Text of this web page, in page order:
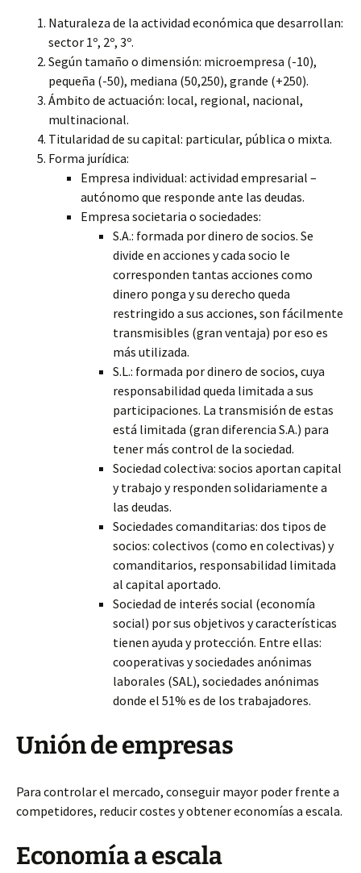
Naturaleza de la actividad económica que desarrollan:
sector 1º, 2º, 3º.
Según tamaño o dimensión: microempresa (-10),
pequeña (-50), mediana (50,250), grande (+250).
Ámbito de actuación: local, regional, nacional,
multinacional.
Titularidad de su capital: particular, pública o mixta.
Forma jurídica:
Empresa individual: actividad empresarial –
autónomo que responde ante las deudas.
Empresa societaria o sociedades:
S.A.: formada por dinero de socios. Se
divide en acciones y cada socio le
corresponden tantas acciones como
dinero ponga y su derecho queda
restringido a sus acciones, son fácilmente
transmisibles (gran ventaja) por eso es
más utilizada.
S.L.: formada por dinero de socios, cuya
responsabilidad queda limitada a sus
participaciones. La transmisión de estas
está limitada (gran diferencia S.A.) para
tener más control de la sociedad.
Sociedad colectiva: socios aportan capital
y trabajo y responden solidariamente a
las deudas.
Sociedades comanditarias: dos tipos de
socios: colectivos (como en colectivas) y
comanditarios, responsabilidad limitada
al capital aportado.
Sociedad de interés social (economía
social) por sus objetivos y características
tienen ayuda y protección. Entre ellas:
cooperativas y sociedades anónimas
laborales (SAL), sociedades anónimas
donde el 51% es de los trabajadores.
Unión de empresas
Para controlar el mercado, conseguir mayor poder frente a
competidores, reducir costes y obtener economías a escala.
Economía a escala